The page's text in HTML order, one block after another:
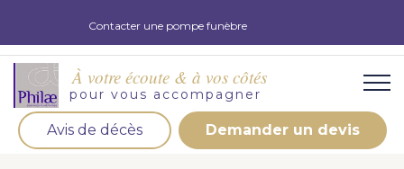
Contacter une pompe funèbre
À votre écoute & à vos côtés
pour vous accompagner
Avis de décès Demander un devis